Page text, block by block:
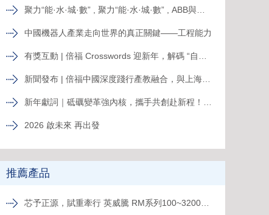
中國機器人產業走向世界的真正關鍵——工程能力
2026 啟未來 再出發
推薦產品